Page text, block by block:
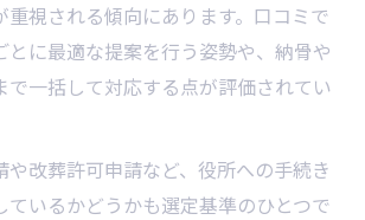
重視される傾向にあります。口コミで
とに最適な提案を行う姿勢や、納骨や
で一括して対応する点が評価されてい
や改葬許可申請など、役所への手続き
ているかどうかも選定基準のひとつで